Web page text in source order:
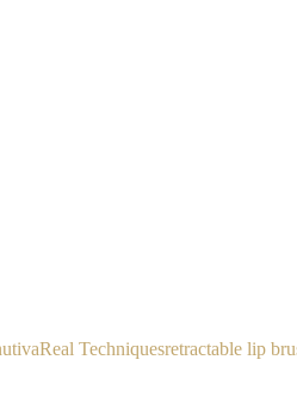
Real Techniquesretractable lip